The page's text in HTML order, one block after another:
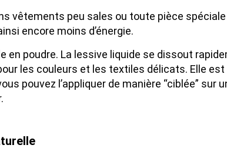
vêtements peu sales ou toute pièce
encore moins d’énergie.
en poudre. La lessive liquide se dissout
les couleurs et les textiles délicats. Elle
pouvez l’appliquer de manière “ciblée” sur